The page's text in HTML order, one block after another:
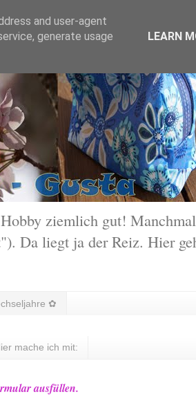
ziemlich gut!
Da liegt ja der Reiz. Hier
✿
mache ich mit:
ausfüllen.
and user-agent
generate usage
LEARN